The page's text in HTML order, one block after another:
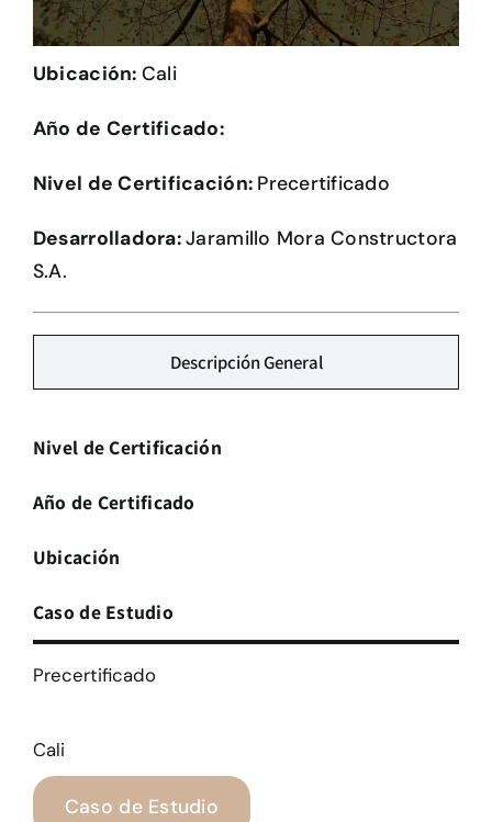
Herramientas
Credenciales
Ubicación: Cali
Año de Certificado:
Nivel de Certificación: Precertificado
Desarrolladora:Jaramillo Mora Constructora
S.A.
Descripción General
Nivel de Certificación
Año de Certificado
Ubicación
Caso de Estudio
Precertificado
Cali
Caso de Estudio